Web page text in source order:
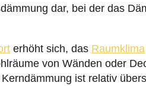
dar, bei der das
erhöht sich, das Raumklima
von Wänden oder
ist relativ